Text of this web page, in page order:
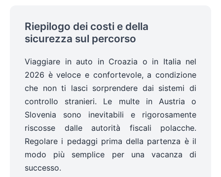
Riepilogo dei costi e della
sicurezza sul percorso
Viaggiare in auto in Croazia o in Italia nel
2026 è veloce e confortevole, a condizione
che non ti lasci sorprendere dai sistemi di
controllo stranieri. Le multe in Austria o
Slovenia sono inevitabili e rigorosamente
riscosse dalle autorità fiscali polacche.
Regolare i pedaggi prima della partenza è il
modo più semplice per una vacanza di
successo.